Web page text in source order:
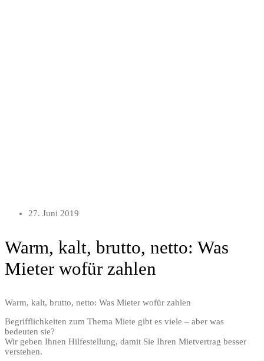
27. Juni 2019
Warm, kalt, brutto, netto: Was
Mieter wofür zahlen
Warm, kalt, brutto, netto: Was Mieter wofür zahlen
Begrifflichkeiten zum Thema Miete gibt es viele – aber was
bedeuten sie?
Wir geben Ihnen Hilfestellung, damit Sie Ihren Mietvertrag besser
verstehen.